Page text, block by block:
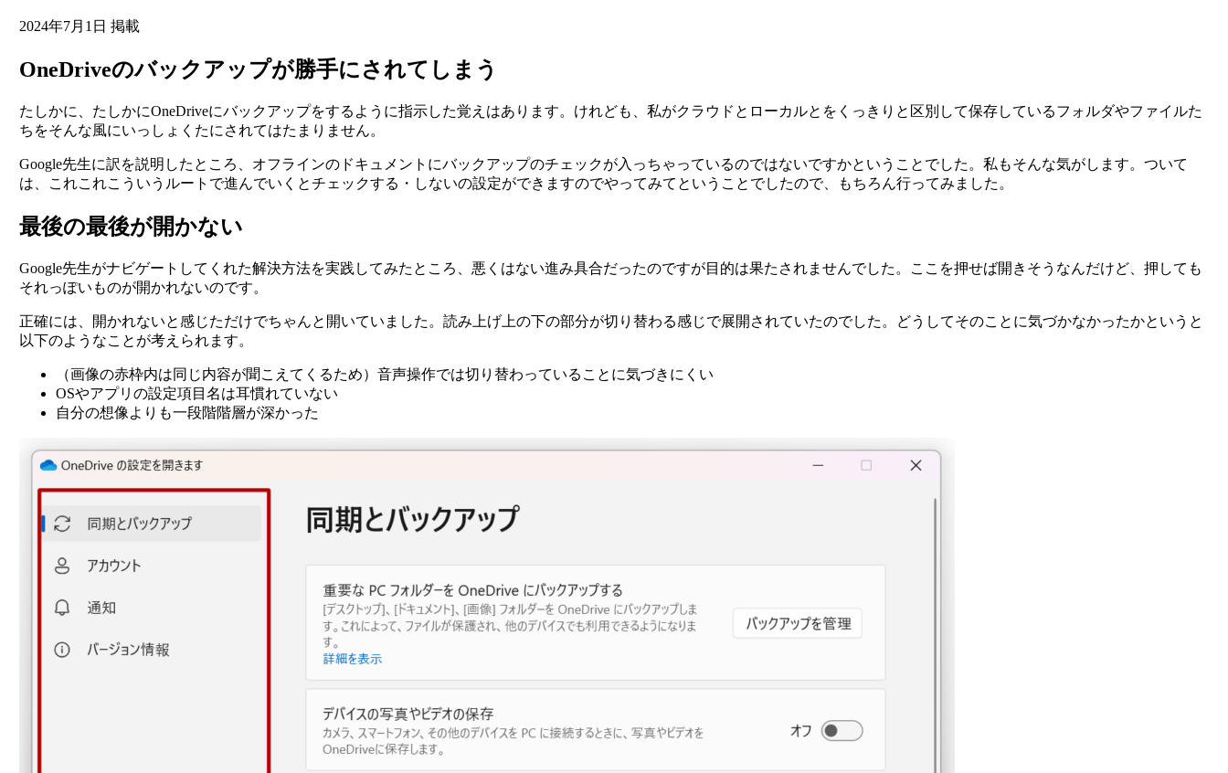
2024年7月1日 掲載
OneDriveのバックアップが勝手にされてしまう
たしかに、たしかにOneDriveにバックアップをするように指示した覚えはあります。けれども、私がクラウドとローカルとをくっきりと区別して保存しているフォルダやファイルた
ちをそんな風にいっしょくたにされてはたまりません。
Google先生に訳を説明したところ、オフラインのドキュメントにバックアップのチェックが入っちゃっているのではないですかということでした。私もそんな気がします。ついて
は、これこれこういうルートで進んでいくとチェックする・しないの設定ができますのでやってみてということでしたので、もちろん行ってみました。
最後の最後が開かない
Google先生がナビゲートしてくれた解決方法を実践してみたところ、悪くはない進み具合だったのですが目的は果たされませんでした。ここを押せば開きそうなんだけど、押しても
それっぽいものが開かれないのです。
正確には、開かれないと感じただけでちゃんと開いていました。読み上げ上の下の部分が切り替わる感じで展開されていたのでした。どうしてそのことに気づかなかったかというと
以下のようなことが考えられます。
（画像の赤枠内は同じ内容が聞こえてくるため）音声操作では切り替わっていることに気づきにくい
OSやアプリの設定項目名は耳慣れていない
自分の想像よりも一段階階層が深かった